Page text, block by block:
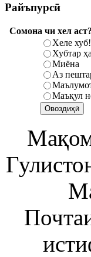
Райъпурсӣ
Сомона чи хел аст?
Хеле хуб!
Хубтар
Миёна
Аз
Маъқул